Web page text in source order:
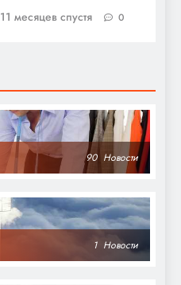
11 месяцев спустя 0
90 Новости
1 Новости